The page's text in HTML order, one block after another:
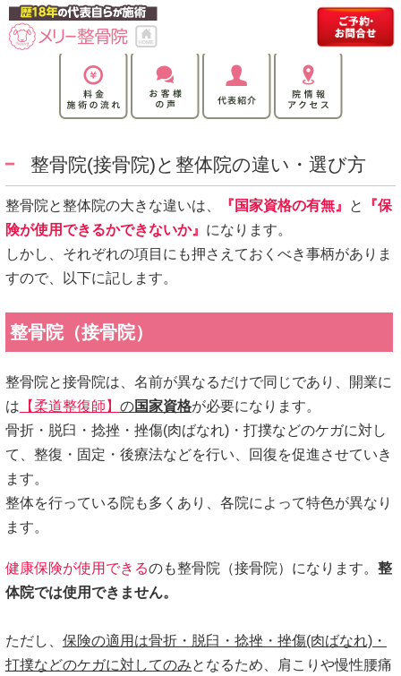
整骨院(接骨院)と整体院の違い・選び方
整骨院と整体院の大きな違いは、 『国家資格の有無』 と
『保
険が使用できるかできないか』 になります。
しかし、それぞれの項目にも押さえておくべき事柄がありま
すので、以下に記します。
整骨院（接骨院）
整骨院と接骨院は、名前が異なるだけで同じであり、開業に
は 【柔道整復師】 の国家資格が必要になります。
骨折・脱臼・捻挫・挫傷(肉ばなれ)・打撲などのケガに対し
て、整復・固定・後療法などを行い、回復を促進させていき
ます。
整体を行っている院も多くあり、各院によって特色が異なり
ます。
健康保険が使用できるのも整骨院（接骨院）になります。 整
体院では使用できません。
ただし、 保険の適用は骨折・脱臼・捻挫・挫傷(肉ばなれ)・
打撲などのケガに対してのみとなるため、肩こりや慢性腰痛